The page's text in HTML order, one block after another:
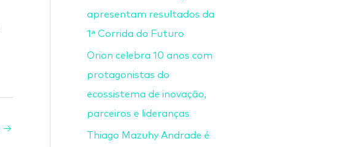
→
apresentam resultados da
1ª Corrida do Futuro
Orion celebra 10 anos com
protagonistas do
ecossistema de inovação,
parceiros e lideranças
Thiago Mazuhy Andrade é